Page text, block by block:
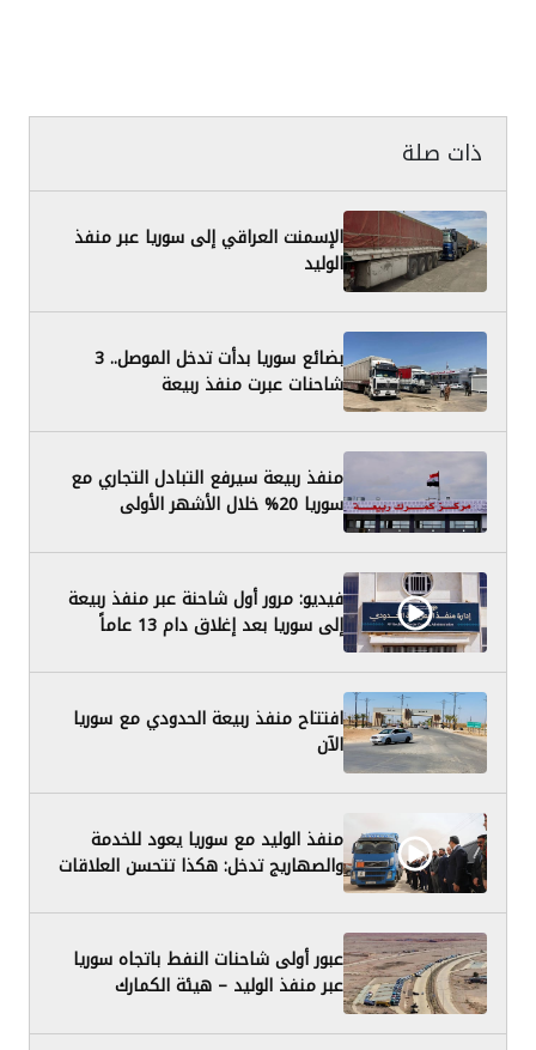
ذات صلة
الإسمنت العراقي إلى سوريا عبر منفذ
الوليد
بضائع سوريا بدأت تدخل الموصل.. 3
شاحنات عبرت منفذ ربيعة
منفذ ربيعة سيرفع التبادل التجاري مع
سوريا 20% خلال الأشهر الأولى
فيديو: مرور أول شاحنة عبر منفذ ربيعة
إلى سوريا بعد إغلاق دام 13 عاماً
افتتاح منفذ ربيعة الحدودي مع سوريا
الآن
منفذ الوليد مع سوريا يعود للخدمة
والصهاريج تدخل: هكذا تتحسن العلاقات
عبور أولى شاحنات النفط باتجاه سوريا
عبر منفذ الوليد – هيئة الكمارك